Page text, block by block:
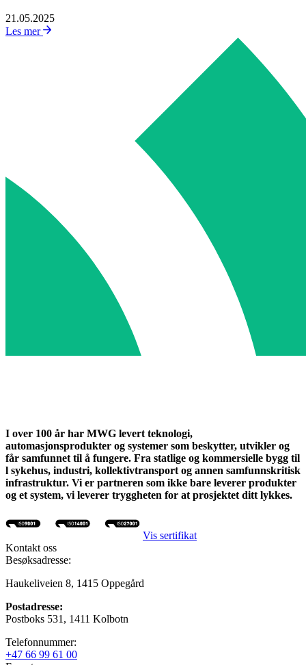
21.05.2025
Les mer
I over 100 år har MWG levert teknologi,
automasjonsprodukter og systemer som beskytter, utvikler og
får samfunnet til å fungere. Fra statlige og kommersielle bygg til
l sykehus, industri, kollektivtransport og annen samfunnskritisk
infrastruktur. Vi er partneren som ikke bare leverer produkter
og et system, vi leverer tryggheten for at prosjektet ditt lykkes.
Vis sertifikat
Kontakt oss
Besøksadresse:
Haukeliveien 8, 1415 Oppegård
Postadresse:
Postboks 531, 1411 Kolbotn
Telefonnummer:
+47 66 99 61 00